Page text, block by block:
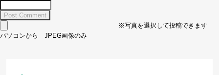
※写真を選択して投稿できます
パソコンから JPEG画像のみ